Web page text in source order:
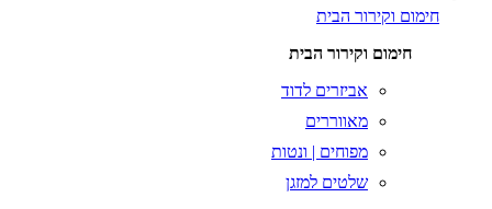
חימום וקירור הבית
חימום וקירור הבית
אביזרים לדוד
מאווררים
מפוחים | ונטות
שלטים למזגן